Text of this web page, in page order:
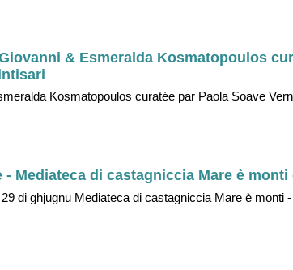
& Esmeralda Kosmatopoulos
Kosmatopoulos curatée par Paola Soave
Mediateca di castagniccia Mare è monti
di ghjugnu Mediateca di castagniccia Mare è monti